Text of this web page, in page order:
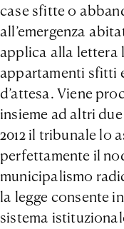
case sfitte o
all’emergenza
applica alla lettera
appartamenti sfitti
d’attesa. Viene
insieme ad altri
2012 il tribunale lo
perfettamente il
municipalismo
la legge consente
sistema